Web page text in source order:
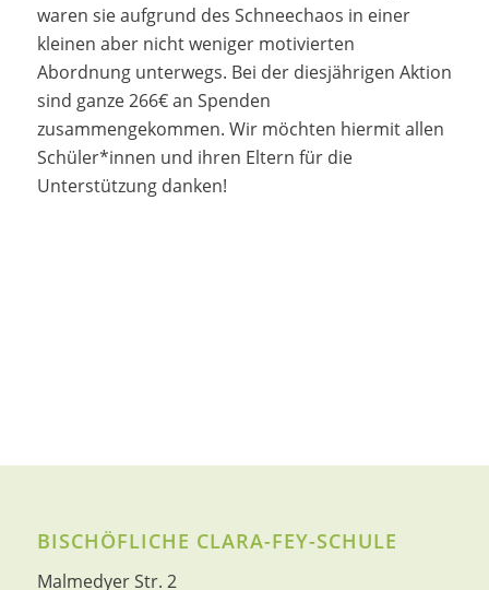
waren sie aufgrund des Schneechaos in einer
kleinen aber nicht weniger motivierten
Abordnung unterwegs. Bei der diesjährigen Aktion
sind ganze 266€ an Spenden
zusammengekommen. Wir möchten hiermit allen
Schüler*innen und ihren Eltern für die
Unterstützung danken!
BISCHÖFLICHE CLARA-FEY-SCHULE
Malmedyer Str. 2